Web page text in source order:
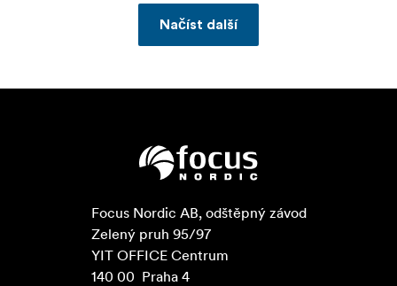
Načíst další
Focus Nordic AB, odštěpný závod
Zelený pruh 95/97
YIT OFFICE Centrum
140 00  Praha 4